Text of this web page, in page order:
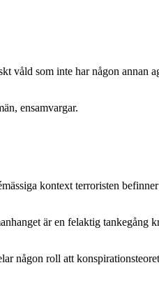
våld som inte har någon
ensamvargar.
kontext terroristen
är en felaktig
någon roll att